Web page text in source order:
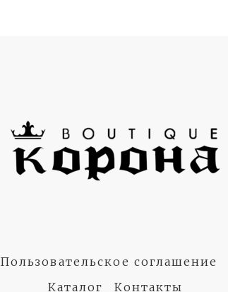
Пользовательское соглашение
Каталог
Контакты